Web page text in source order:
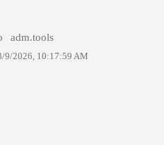
adm.tools
9/2026, 10:17:59 AM